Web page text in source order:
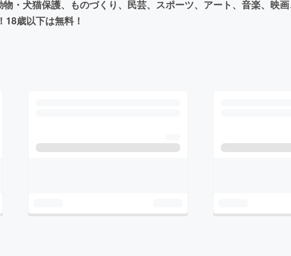
・犬猫保護、ものづくり、民芸、スポーツ、アート、音楽、映
歳以下は無料！